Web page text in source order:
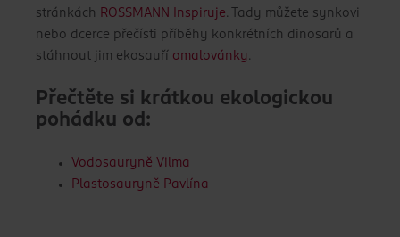
stránkách ROSSMANN Inspiruje. Tady můžete synkovi
nebo dcerce přečísti příběhy konkrétních dinosarů a
stáhnout jim ekosauří omalovánky .
Přečtěte si krátkou ekologickou
pohádku od:
Vodosauryně Vilma
Plastosauryně Pavlína